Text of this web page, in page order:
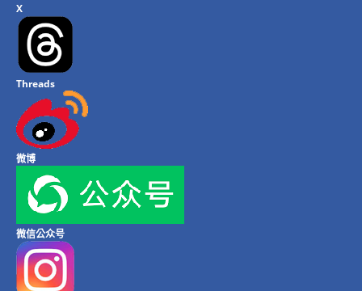
X
Threads
微博
微信公众号